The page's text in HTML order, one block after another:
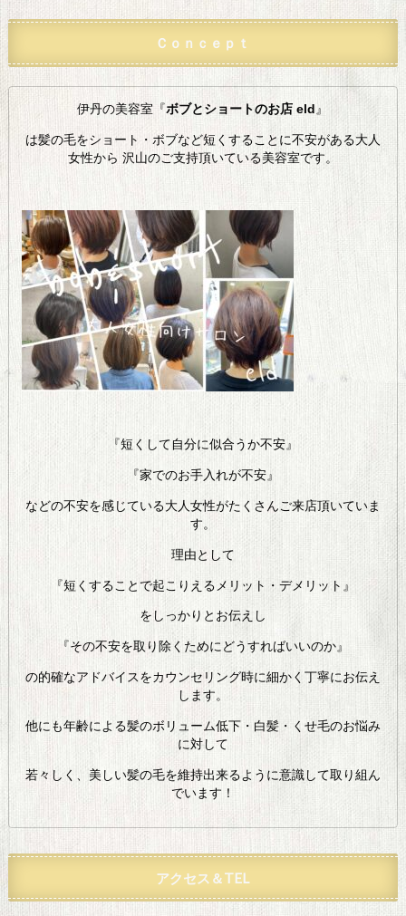
Ｃｏｎｃｅｐｔ
伊丹の美容室『ボブとショートのお店 eld 』
は髪の毛をショート・ボブなど短くすることに不安がある大人
女性から 沢山のご支持頂いている美容室です。
『短くして自分に似合うか不安』
『家でのお手入れが不安』
などの不安を感じている大人女性がたくさんご来店頂いていま
す。
理由として
『短くすることで起こりえるメリット・デメリット』
をしっかりとお伝えし
『その不安を取り除くためにどうすればいいのか』
の的確なアドバイスをカウンセリング時に細かく丁寧にお伝え
します。
他にも年齢による髪のボリューム低下・白髪・くせ毛のお悩み
に対して
若々しく、美しい髪の毛を維持出来るように意識して取り組ん
でいます！
アクセス＆TEL